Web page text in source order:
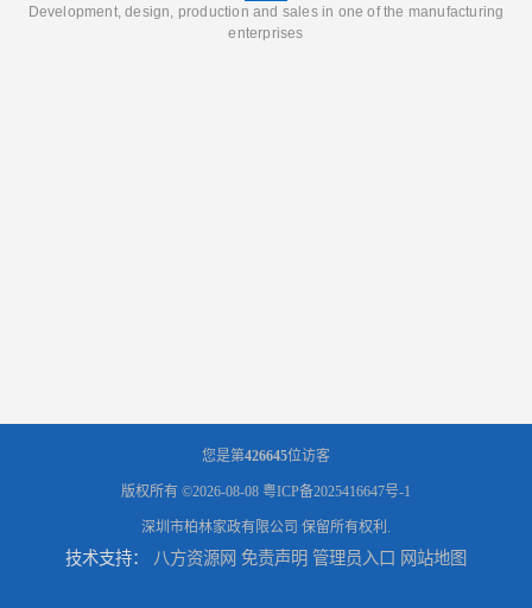
Development, design, production and sales in one of the manufacturing
enterprises
您是第426645位访客
版权所有 ©2026-08-08 粤ICP备2025416647号-1
深圳市柏林家政有限公司 保留所有权利.
技术支持： 八方资源网 免责声明 管理员入口 网站地图